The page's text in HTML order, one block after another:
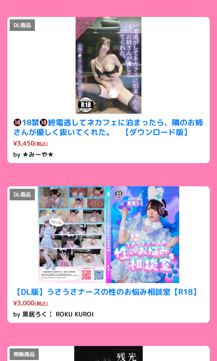
DL商品
18禁
終電逃してネカフェに泊まったら、隣のお姉
さんが優しく抜いてくれた。 【ダウンロード版】
¥3,450(税込)
by ★みーや★
DL商品
【DL版】うさうさナースの性のお悩み相談室【R18】
¥3,000(税込)
by 黒居ろく￤ ROKU KUROI
物販商品